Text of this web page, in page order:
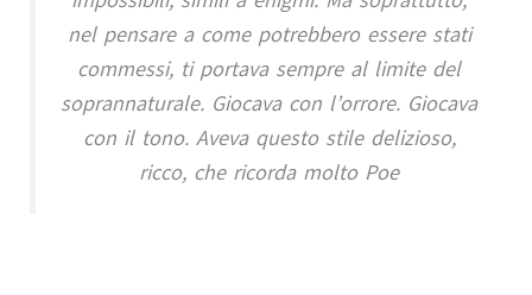
nel pensare a come potrebbero essere stati
commessi, ti portava sempre al limite del
soprannaturale. Giocava con l’orrore. Giocava
con il tono. Aveva questo stile delizioso,
ricco, che ricorda molto Poe